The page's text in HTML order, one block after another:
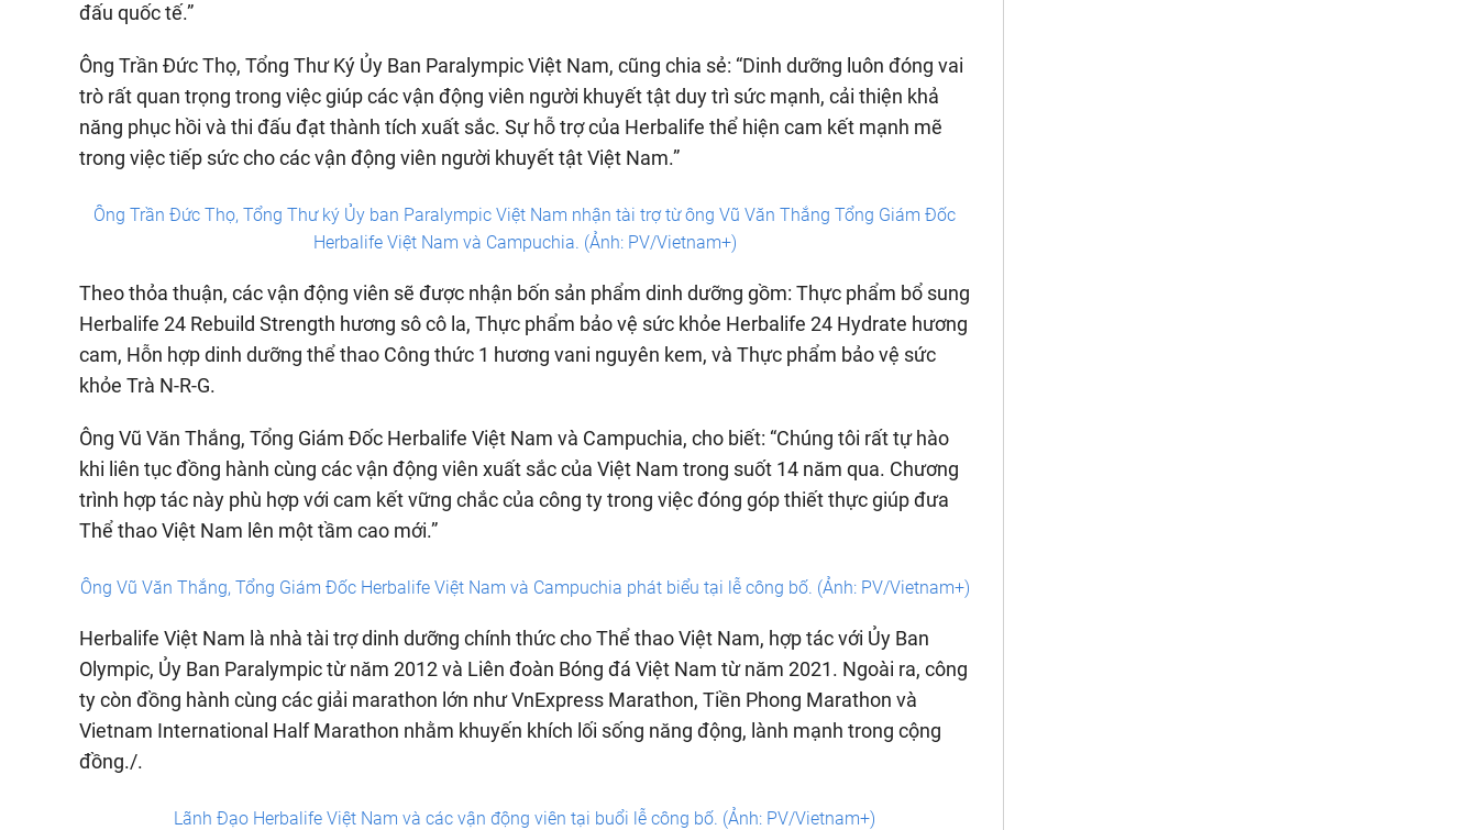
đấu quốc tế.”
Ông Trần Đức Thọ, Tổng Thư Ký Ủy Ban Paralympic Việt Nam, cũng chia sẻ: “Dinh dưỡng luôn đóng vai
trò rất quan trọng trong việc giúp các vận động viên người khuyết tật duy trì sức mạnh, cải thiện khả
năng phục hồi và thi đấu đạt thành tích xuất sắc. Sự hỗ trợ của Herbalife thể hiện cam kết mạnh mẽ
trong việc tiếp sức cho các vận động viên người khuyết tật Việt Nam.”
Ông Trần Đức Thọ, Tổng Thư ký Ủy ban Paralympic Việt Nam nhận tài trợ từ ông Vũ Văn Thắng Tổng Giám Đốc
Herbalife Việt Nam và Campuchia. (Ảnh: PV/Vietnam+)
Theo thỏa thuận, các vận động viên sẽ được nhận bốn sản phẩm dinh dưỡng gồm: Thực phẩm bổ sung
Herbalife 24 Rebuild Strength hương sô cô la, Thực phẩm bảo vệ sức khỏe Herbalife 24 Hydrate hương
cam, Hỗn hợp dinh dưỡng thể thao Công thức 1 hương vani nguyên kem, và Thực phẩm bảo vệ sức
khỏe Trà N-R-G.
Ông Vũ Văn Thắng, Tổng Giám Đốc Herbalife Việt Nam và Campuchia, cho biết: “Chúng tôi rất tự hào
khi liên tục đồng hành cùng các vận động viên xuất sắc của Việt Nam trong suốt 14 năm qua. Chương
trình hợp tác này phù hợp với cam kết vững chắc của công ty trong việc đóng góp thiết thực giúp đưa
Thể thao Việt Nam lên một tầm cao mới.”
Ông Vũ Văn Thắng, Tổng Giám Đốc Herbalife Việt Nam và Campuchia phát biểu tại lễ công bố. (Ảnh: PV/Vietnam+)
Herbalife Việt Nam là nhà tài trợ dinh dưỡng chính thức cho Thể thao Việt Nam, hợp tác với Ủy Ban
Olympic, Ủy Ban Paralympic từ năm 2012 và Liên đoàn Bóng đá Việt Nam từ năm 2021. Ngoài ra, công
ty còn đồng hành cùng các giải marathon lớn như VnExpress Marathon, Tiền Phong Marathon và
Vietnam International Half Marathon nhằm khuyến khích lối sống năng động, lành mạnh trong cộng
đồng./.
Lãnh Đạo Herbalife Việt Nam và các vận động viên tại buổi lễ công bố. (Ảnh: PV/Vietnam+)